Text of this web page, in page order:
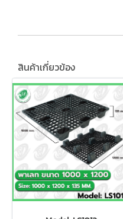
สินค้าเกี่ยวข้อง